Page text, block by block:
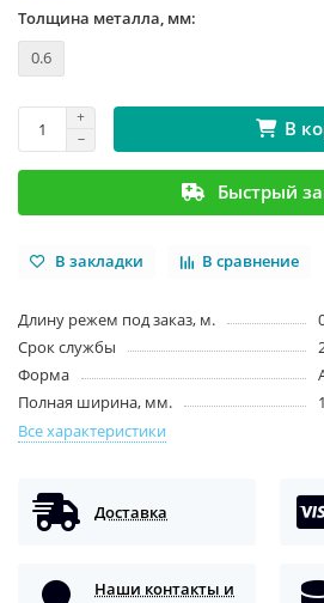
Толщина металла, мм:
0.6
В
Быстрый
В закладки В сравнение
Длину режем под заказ, м.
Срок службы
Форма
Полная ширина, мм.
Все характеристики
Доставка
Наши контакты и